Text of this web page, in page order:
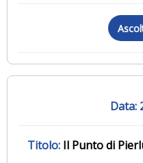
Il Punto di